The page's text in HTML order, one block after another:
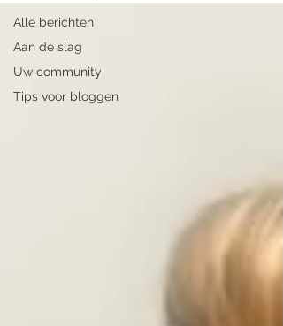
Alle berichten
Aan de slag
Uw community
Tips voor bloggen